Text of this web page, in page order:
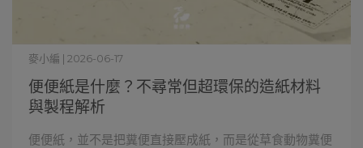
便便紙是什麼？不尋常但超環保的造紙材料
與製程解析
麥小編 | 2026-06-17
便便紙，並不是把糞便直接壓成紙，而是從草食動物糞便